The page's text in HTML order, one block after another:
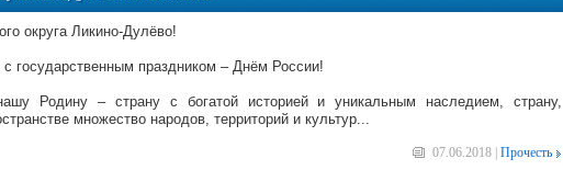
округа Ликино-Дулёво!
государственным праздником – Днём России!
Родину – страну с богатой историей и уникальным наследием, страну,
множество народов, территорий и культур...
07.06.2018 | Прочесть